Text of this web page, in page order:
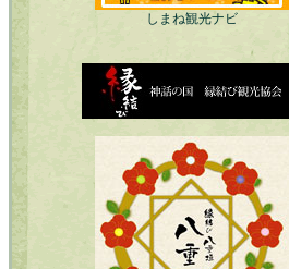
しまね観光ナビ